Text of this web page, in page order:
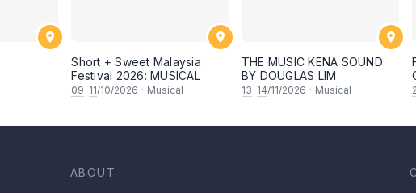
Short + Sweet Malaysia
Festival 2026: MUSICAL
09–11/10/2026 · Musical
THE MUSIC KENA SOUND
BY DOUGLAS LIM
13–14/11/2026 · Musical
ABOUT